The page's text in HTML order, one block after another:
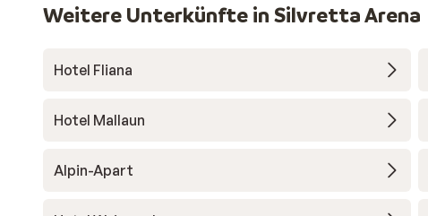
Weitere Unterkünfte in Silvretta Arena
Hotel Fliana
Hotel Mallaun
Alpin-Apart